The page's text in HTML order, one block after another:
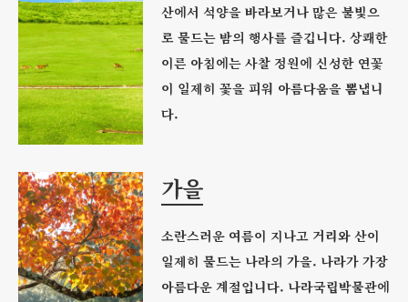
산에서 석양을 바라보거나 많은 불빛으
로 물드는 밤의 행사를 즐깁니다. 상쾌한
이른 아침에는 사찰 정원에 신성한 연꽃
이 일제히 꽃을 피워 아름다움을 뽐냅니
다.
가을
소란스러운 여름이 지나고 거리와 산이
일제히 물드는 나라의 가을. 나라가 가장
아름다운 계절입니다. 나라국립박물관에